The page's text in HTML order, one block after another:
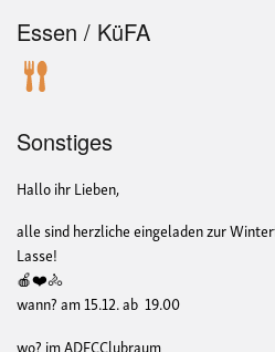
Essen / KüFA
Sonstiges
Hallo ihr Lieben,
alle sind herzliche eingeladen zur
Lasse!
🍎❤️🚴
wann? am 15.12. ab 19.00
wo? im ADFCClubraum